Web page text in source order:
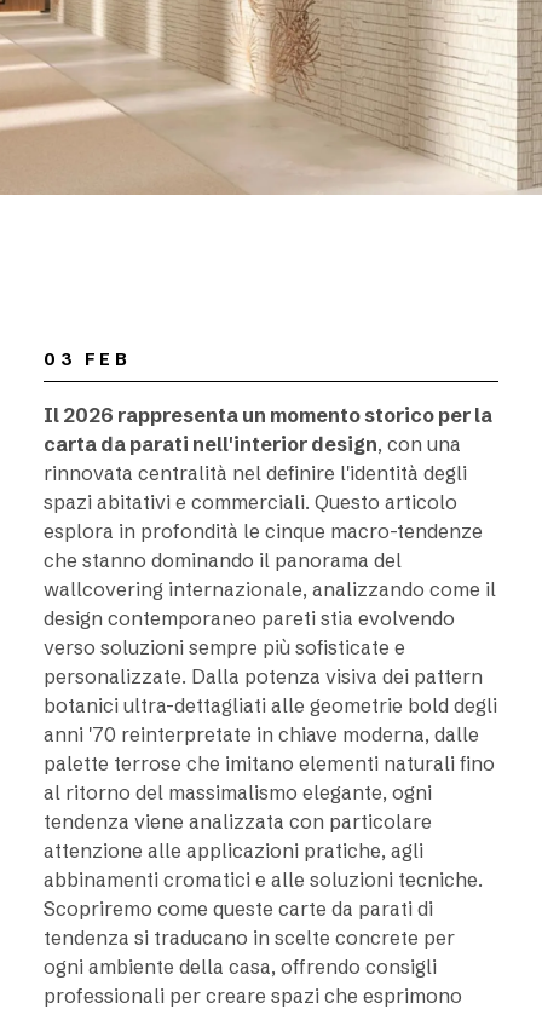
03 FEB
Il 2026 rappresenta un momento storico per la
carta da parati nell'interior design, con una
rinnovata centralità nel definire l'identità degli
spazi abitativi e commerciali. Questo articolo
esplora in profondità le cinque macro-tendenze
che stanno dominando il panorama del
wallcovering internazionale, analizzando come il
design contemporaneo pareti stia evolvendo
verso soluzioni sempre più sofisticate e
personalizzate. Dalla potenza visiva dei pattern
botanici ultra-dettagliati alle geometrie bold degli
anni '70 reinterpretate in chiave moderna, dalle
palette terrose che imitano elementi naturali fino
al ritorno del massimalismo elegante, ogni
tendenza viene analizzata con particolare
attenzione alle applicazioni pratiche, agli
abbinamenti cromatici e alle soluzioni tecniche.
Scopriremo come queste carte da parati di
tendenza si traducano in scelte concrete per
ogni ambiente della casa, offrendo consigli
professionali per creare spazi che esprimono